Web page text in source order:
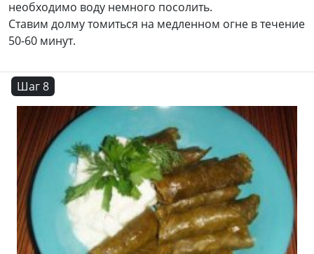
необходимо воду немного посолить.
Ставим долму томиться на медленном огне в течение
50-60 минут.
Шаг 8